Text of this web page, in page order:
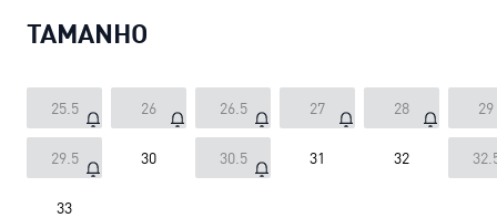
TAMANHO
25.5 26 26.5 27 28 29
29.5 30 30.5 31 32
33